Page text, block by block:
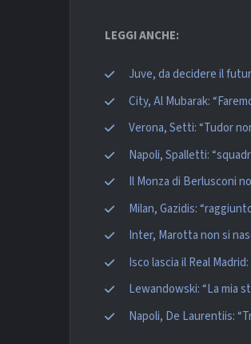
LEGGI ANCHE:
Juve, da decidere il
City, Al Mubarak:
Verona, Setti: “Tudor
Napoli, Spalletti:
Il Monza di Berlusconi
Milan, Gazidis:
Inter, Marotta non si
Isco lascia il Real
Lewandowski: “La mia
Napoli, De Laurentiis: